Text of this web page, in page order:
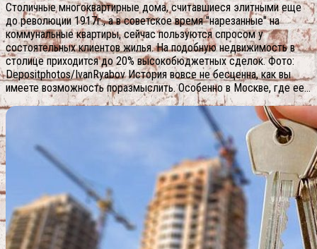
Столичные многоквартирные дома, считавшиеся элитными еще
до революции 1917г., а в советское время "нарезанные" на
коммунальные квартиры, сейчас пользуются спросом у
состоятельных клиентов жилья. На подобную недвижимость в
столице приходится до 20% высокобюджетных сделок. Фото:
Depositphotos/IvanRyabov История вовсе не бесценна, как вы
имеете возможность поразмыслить. Особенно в Москве, где ее...